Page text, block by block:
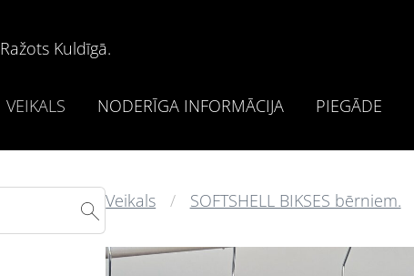
Ražots Kuldīgā.
VEIKALS NODERĪGA INFORMĀCIJA PIEGĀDE
Veikals SOFTSHELL BIKSES bērniem.